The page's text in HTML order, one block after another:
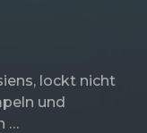
lockt nicht
und
…